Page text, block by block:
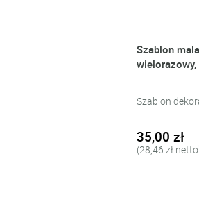
Szablon
Szablon
35,00 zł
(28,46 zł